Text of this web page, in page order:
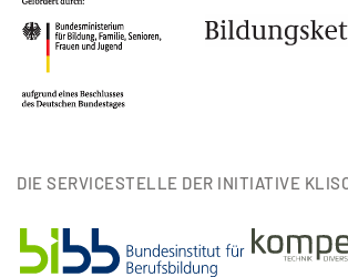
DIE SERVICESTELLE DER INITIATIVE